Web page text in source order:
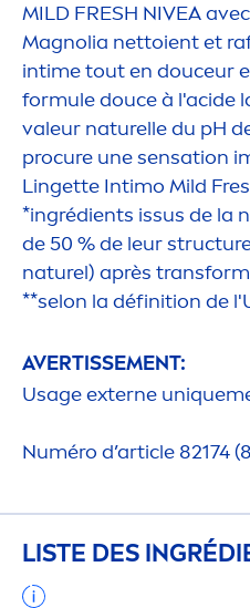
MILD FRESH NIVEA
Magnolia nettoient et
intime tout en douceur
formule douce à l'acide
valeur naturelle du pH
procure unesensation
Lingette Intimo Mild
*ingrédients issus de la
de 50 % de leur
naturel) après
**selon la définition de
AVERTISSEMENT:
Usage externe unique
Numéro d’article 82174
LISTE DES